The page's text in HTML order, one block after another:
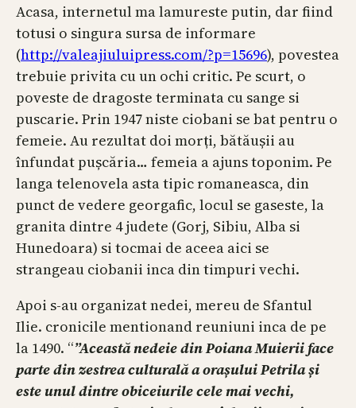
Acasa, internetul ma lamureste putin, dar fiind
totusi o singura sursa de informare
(http://valeajiuluipress.com/?p=15696), povestea
trebuie privita cu un ochi critic. Pe scurt, o
poveste de dragoste terminata cu sange si
puscarie. Prin 1947 niste ciobani se bat pentru o
femeie. Au rezultat doi morți, bătăușii au
înfundat pușcăria… femeia a ajuns toponim. Pe
langa telenovela asta tipic romaneasca, din
punct de vedere georgafic, locul se gaseste, la
granita dintre 4 judete (Gorj, Sibiu, Alba si
Hunedoara) si tocmai de aceea aici se
strangeau ciobanii inca din timpuri vechi.
Apoi s-au organizat nedei, mereu de Sfantul
Ilie. cronicile mentionand reuniuni inca de pe
la 1490. “”Această nedeie din Poiana Muierii face
parte din zestrea culturală a orașului Petrila și
este unul dintre obiceiurile cele mai vechi,